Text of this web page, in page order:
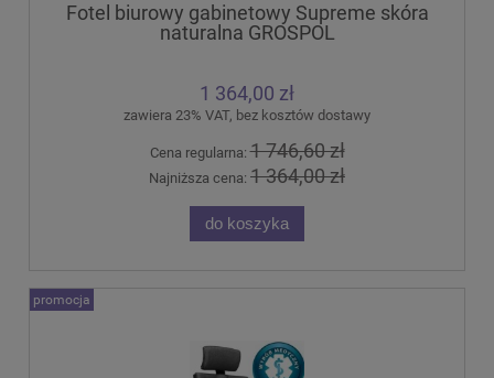
Fotel biurowy gabinetowy Supreme skóra
naturalna GROSPOL
1 364,00 zł
zawiera 23% VAT, bez kosztów dostawy
Cena regularna:1 746,60 zł
Najniższa cena: 1 364,00 zł
do koszyka
promocja